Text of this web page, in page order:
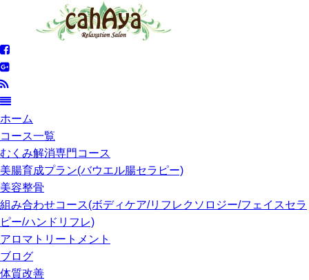
ホーム
コース一覧
むくみ解消専門コース
美腸育成プラン(バウエル腸セラピー)
美容整骨
組み合わせコース(ボディケア/リフレクソロジー/フェイスセラ
ピー/ハンドリフレ)
アロマトリートメント
ブログ
体質改善